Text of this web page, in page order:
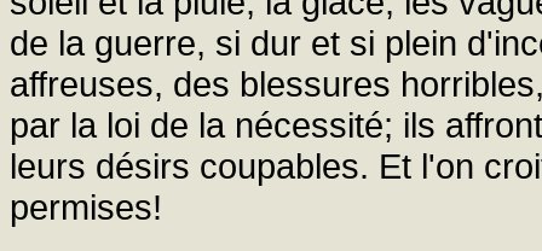
de la guerre, si dur et si plein
affreuses, des blessures
par la loi de la nécessité; ils
leurs désirs coupables. Et l'on
permises!